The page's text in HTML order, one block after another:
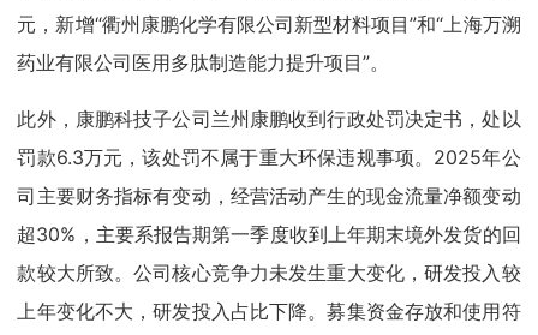
元，新增“衢州康鹏化学有限公司新型材料项目”和“上海万溯
药业有限公司医用多肽制造能力提升项目”。
此外，康鹏科技子公司兰州康鹏收到行政处罚决定书，处以
罚款6.3万元，该处罚不属于重大环保违规事项。2025年公
司主要财务指标有变动，经营活动产生的现金流量净额变动
超30%，主要系报告期第一季度收到上年期末境外发货的回
款较大所致。公司核心竞争力未发生重大变化，研发投入较
上年变化不大，研发投入占比下降。募集资金存放和使用符